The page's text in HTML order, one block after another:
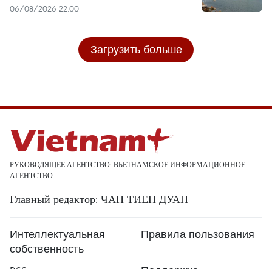
06/08/2026 22:00
Загрузить больше
РУКОВОДЯЩЕЕ АГЕНТСТВО: ВЬЕТНАМСКОЕ ИНФОРМАЦИОННОЕ
АГЕНТСТВО
Главный редактор: ЧАН ТИЕН ДУАН
Интеллектуальная
собственность
Правила пользования